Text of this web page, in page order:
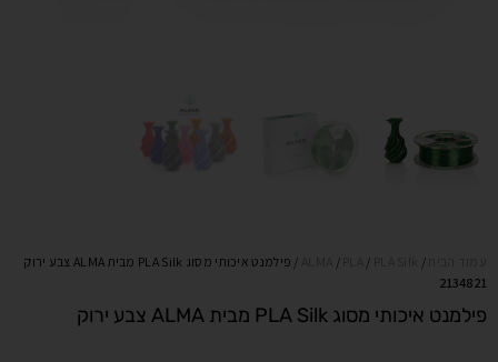
/
/ /
/ פילמנט איכותי מסוג PLA Silk מבית ALMA צבע ירוק
2134821
פילמנט איכותי מסוג PLA Silk מבית ALMA צבע ירוק